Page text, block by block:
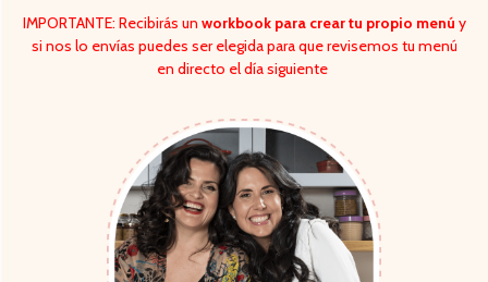
IMPORTANTE: Recibirás un workbook para crear tu propio menú y
si nos lo envías puedes ser elegida para que revisemos tu menú
en directo el día siguiente